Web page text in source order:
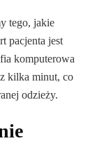
tego, jakie
pacjenta jest
komputerowa
kilka minut, co
odzieży.